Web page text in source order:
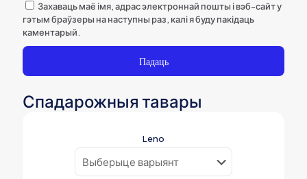
Захаваць маё імя, адрас электроннай пошты і вэб-сайт у
гэтым браўзеры на наступны раз, калі я буду пакідаць
каментарый.
Спадарожныя тавары
Leno